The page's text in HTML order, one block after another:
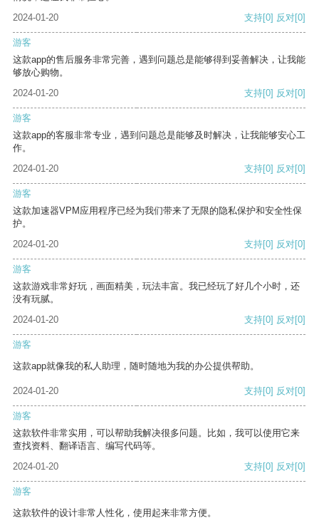
2024-01-20
支持[0] 反对[0]
游客
这款app的售后服务非常完善，遇到问题总是能够得到妥善解决，让我能
够放心购物。
2024-01-20
支持[0] 反对[0]
游客
这款app的客服非常专业，遇到问题总是能够及时解决，让我能够安心工
作。
2024-01-20
支持[0] 反对[0]
游客
这款加速器VPM应用程序已经为我们带来了无限的隐私保护和安全性保
护。
2024-01-20
支持[0] 反对[0]
游客
这款游戏非常好玩，画面精美，玩法丰富。我已经玩了好几个小时，还
没有玩腻。
2024-01-20
支持[0] 反对[0]
游客
这款app就像我的私人助理，随时随地为我的办公提供帮助。
2024-01-20 支持[0] 反对[0]
游客
这款软件非常实用，可以帮助我解决很多问题。比如，我可以使用它来
查找资料、翻译语言、编写代码等。
2024-01-20
支持[0] 反对[0]
游客
这款软件的设计非常人性化，使用起来非常方便。